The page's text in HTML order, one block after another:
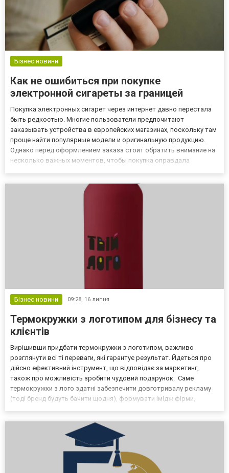
Бізнес новини
Как не ошибиться при покупке
электронной сигареты за границей
Покупка электронных сигарет через интернет давно перестала
быть редкостью. Многие пользователи предпочитают
заказывать устройства в европейских магазинах, поскольку там
проще найти популярные модели и оригинальную продукцию.
Однако перед оформлением заказа стоит обратить внимание на
несколько важных моментов, чтобы покупка оправдала
Бізнес новини 09:28, 16 липня
Термокружки з логотипом для бізнесу та
клієнтів
Вирішивши придбати термокружки з логотипом, важливо
розглянути всі ті переваги, які гарантує результат. Йдеться про
дійсно ефективний інструмент, що відповідає за маркетинг,
також про можливість зробити чудовий подарунок. Саме
термокружки з лого здатні забезпечити довготривалу рекламу
(тоді бренд будуть бачити щодня), формувати імідж фірми,